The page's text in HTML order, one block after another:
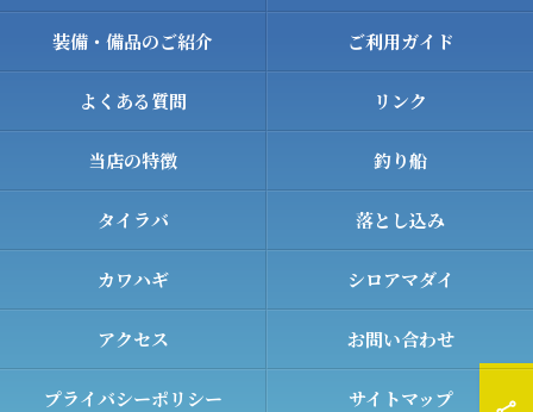
装備・備品のご紹介 ご利用ガイド
よくある質問 リンク
当店の特徴 釣り船
タイラバ 落とし込み
カワハギ シロアマダイ
アクセス お問い合わせ
プライバシーポリシー サイトマップ